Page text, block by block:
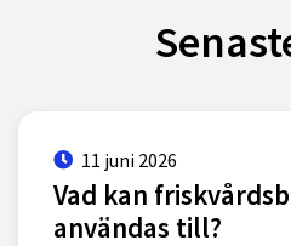
11 juni 2026
Vad kan
användas till?